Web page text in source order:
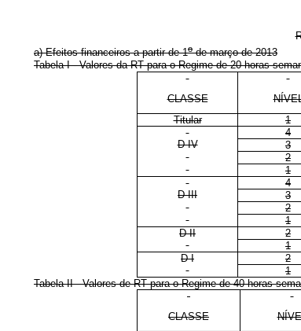
a) Efeitos financeiros a partir de 1ode março de 2013
Tabela I - Valores da RT para o Regime de 20 horas
CLASSE
Titular
1
4
D IV
3
2
1
4
D III
3
2
1
D II
2
1
D I
2
1
Tabela II - Valores de RT para o Regime de 40 horas
CLASSE